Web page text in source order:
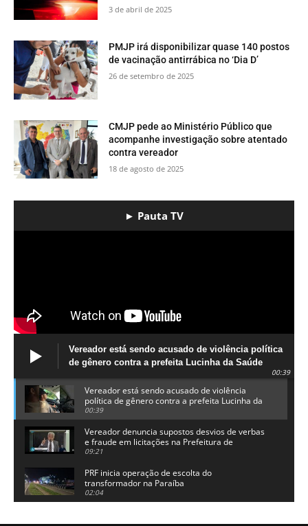
3 de abril de 2025
PMJP irá disponibilizar quase 140 postos
de vacinação antirrábica no ‘Dia D’
26 de setembro de 2025
CMJP pede ao Ministério Público que
acompanhe investigação sobre atentado
contra vereador
18 de agosto de 2025
► Pauta TV
Vereador está sendo acusado de violência política
de gênero contra a prefeita Lucinha da Saúde
00:39
Vereador está sendo acusado de violência
política de gênero contra a prefeita Lucinha da
Saúde
00:39
Vereador denuncia supostos desvios de verbas
e fraude em licitações na Prefeitura de
Alhandra
09:21
PRF inicia operação de escolta do
transformador na Paraíba
02:04